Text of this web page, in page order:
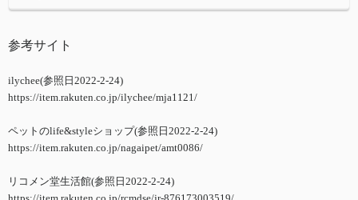
参考サイト
ilychee(参照日2022-2-24)
https://item.rakuten.co.jp/ilychee/mja1121/
ペットのlife&styleショップ(参照日2022-2-24)
https://item.rakuten.co.jp/nagaipet/amt0086/
リコメン堂生活館(参照日2022-2-24)